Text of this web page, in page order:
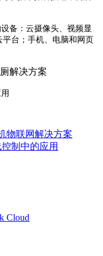
备：云摄像头、视频显
台；手机、电脑和网页
物联网解决方案
制中的应用
Cloud